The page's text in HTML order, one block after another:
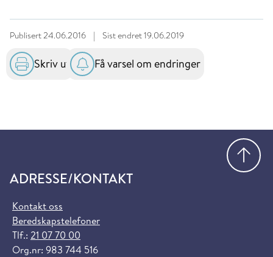
Publisert24.06.2016 | Sist endret19.06.2019
Skriv ut Få varsel om endringer
ADRESSE/KONTAKT
Kontakt oss
Beredskapstelefoner
Tlf.: 21 07 70 00
Org.nr: 983 744 516